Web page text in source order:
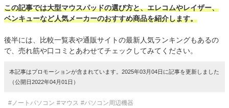
この記事では大型マウスパッドの選び方と、エレコムやレイザー、
ベンキューなど人気メーカーのおすすめ商品を紹介します。
後半には、比較一覧表や通販サイトの最新人気ランキングもあるの
で、売れ筋や口コミとあわせてチェックしてみてください。
本記事はプロモーションが含まれています。2025年03月04日に記事を更新しました
（公開日2022年04月01日）
#ノートパソコン #マウス #パソコン周辺機器